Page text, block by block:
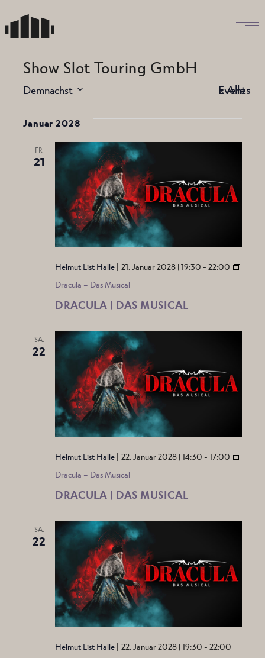
to
the
Show Slot Touring GmbH
« Alle Events
Demnächst
wählen.
Januar 2028
FR.
21
DRACULA | DAS MUSICAL
Helmut List Halle | 21. Januar 2028 | 19:30 - 22:00
Dracula – Das Musical
SA.
22
DRACULA | DAS MUSICAL
Helmut List Halle | 22. Januar 2028 | 14:30 -17:00
Dracula – Das Musical
SA.
22
Helmut List Halle | 22. Januar 2028 | 19:30 - 22:00